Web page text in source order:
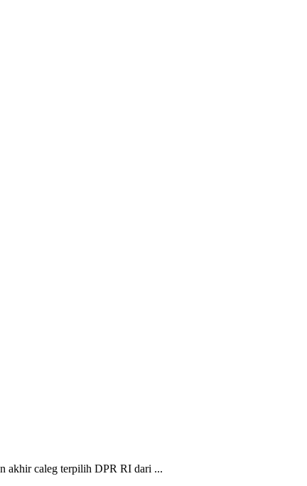
akhir caleg terpilih DPR RI dari ...